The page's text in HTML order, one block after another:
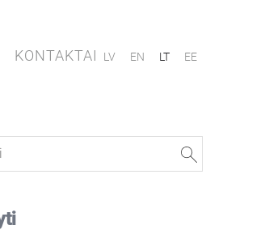
KONTAKTAI LV EN LT EE